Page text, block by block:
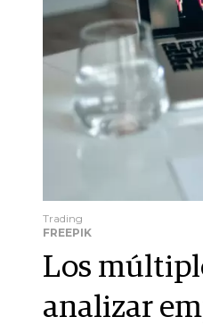
Trading
FREEPIK
Los
analizar